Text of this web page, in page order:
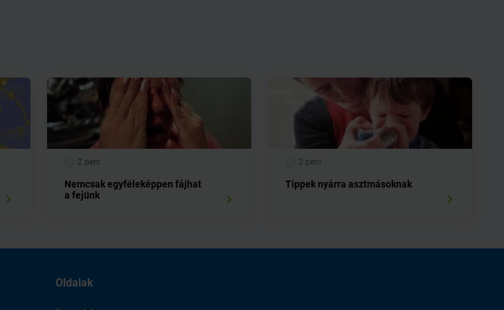
2 perc
Nemcsak egyféleképpen fájhat
a fejünk
2 perc
Tippek nyárra asztmásoknak
Oldalak